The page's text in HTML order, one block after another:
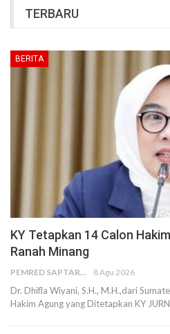
TERBARU
BERITA
KY Tetapkan 14 Calon
Ranah Minang
PEMRED SAPTARIUS 8 Agu 2026
Dr. Dhifla Wiyani, S.H., M.H.,dari
Hakim Agung yang Ditetapkan KY